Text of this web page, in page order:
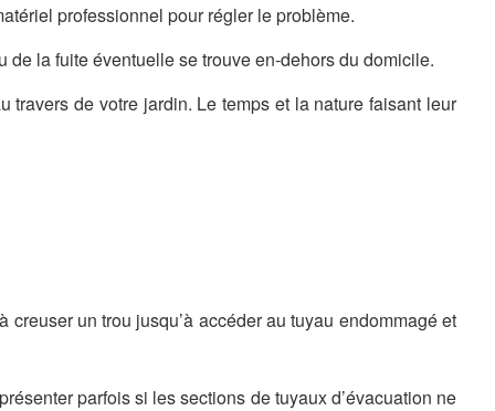
professionnel pour régler le problème.
de la fuite éventuelle se trouve en-dehors du domicile.
travers de votre jardin. Le temps et la nature faisant leur
un trou jusqu’à accéder au tuyau endommagé et
parfois si les sections de tuyaux d’évacuation ne